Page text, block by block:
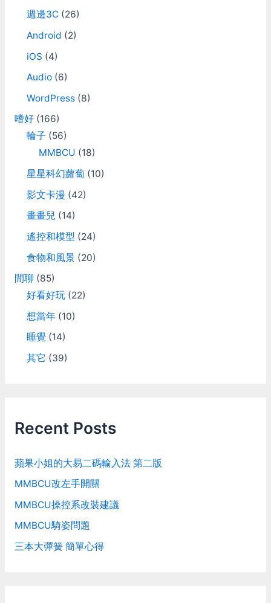
週邊3C(26)
Android (2)
iOS (4)
Audio(6)
WordPress(8)
嗜好(166)
輪子 (56)
MMBCU (18)
星星科幻蘿蔔(10)
影文卡漫 (42)
畫畫兒 (14)
遙控和模型 (24)
食物和風景(20)
閒聊 (85)
好看好玩(22)
想當年(10)
睡覺(14)
其它 (39)
Recent Posts
蘋果小姐的大易二碼輸入法 第二版
MMBCU改左手開關
MMBCU操控系改裝建議
MMBCU騎姿問題
三本大彈簧 簡單心得